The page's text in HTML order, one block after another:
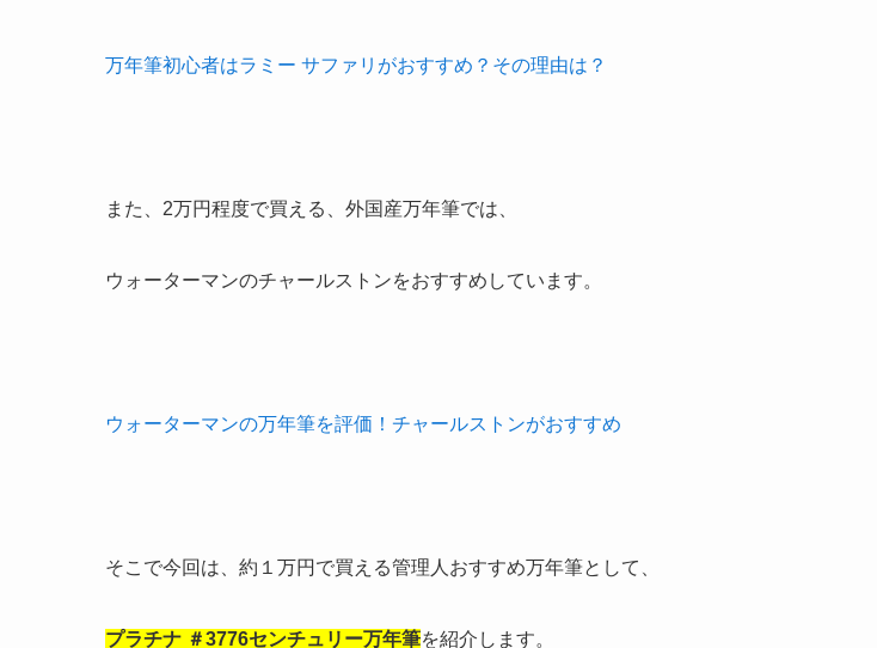
万年筆初心者はラミー サファリがおすすめ？その理由は？
また、 2万円程度で買える、外国産万年筆では、
ウォーターマンのチャールストンをおすすめしています。
ウォーターマンの万年筆を評価！チャールストンがおすすめ
そこで今回は、約１万円で買える管理人おすすめ万年筆として、
プラチナ ＃3776センチュリー万年筆を紹介します。